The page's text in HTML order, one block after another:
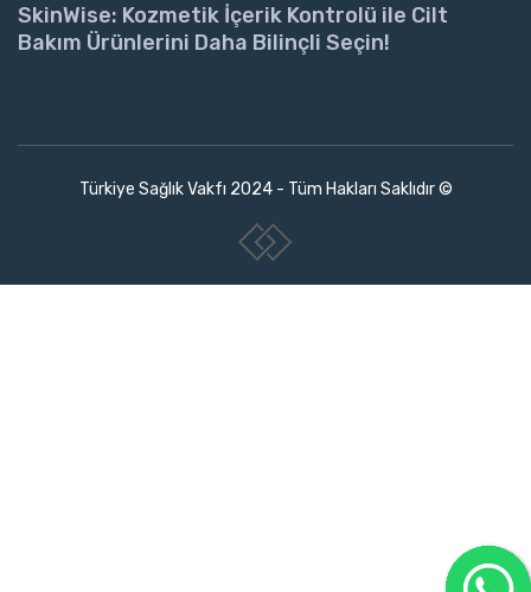
SkinWise: Kozmetik İçerik Kontrolü ile Cilt
Bakım Ürünlerini Daha Bilinçli Seçin!
Türkiye Sağlık Vakfı 2024 - Tüm Hakları Saklıdır ©
www.collectivepeople.com.tr